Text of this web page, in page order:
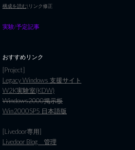
構成を読む) リンク修正
実験/予定記事
おすすめリンク
[Project]
Legacy Windows 支援サイト
W2K実験室(KDW)
Windows2000掲示板
Win2000SP5 日本語版
[Livedoor専用]
Livedoor Blog 管理